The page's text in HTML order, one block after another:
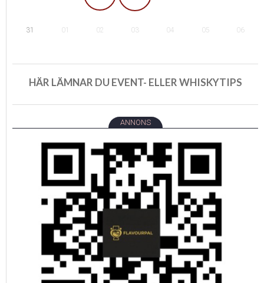
31 01 02 03 04 05 06
HÄR LÄMNAR DU EVENT- ELLER WHISKYTIPS
ANNONS